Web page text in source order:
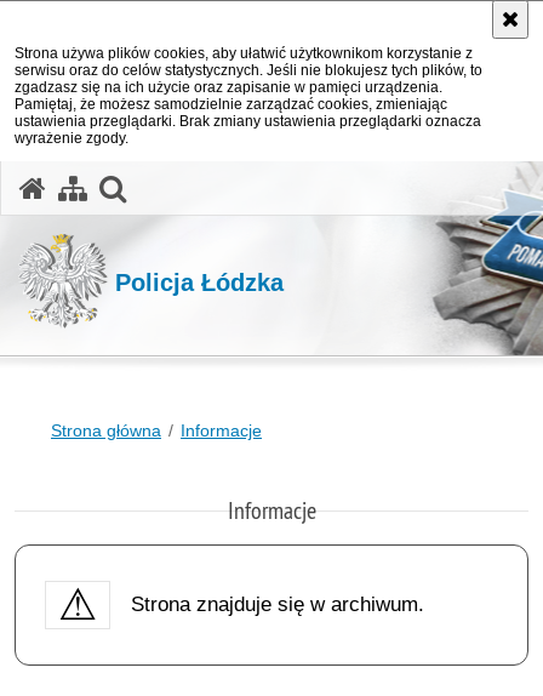
Strona używa plików cookies, aby ułatwić użytkownikom korzystanie z
serwisu oraz do celów statystycznych. Jeśli nie blokujesz tych plików, to
zgadzasz się na ich użycie oraz zapisanie w pamięci urządzenia.
Pamiętaj, że możesz samodzielnie zarządzać cookies, zmieniając
ustawienia przeglądarki. Brak zmiany ustawienia przeglądarki oznacza
wyrażenie zgody.
Policja Łódzka
Strona główna Informacje
Informacje
Strona znajduje się w archiwum.